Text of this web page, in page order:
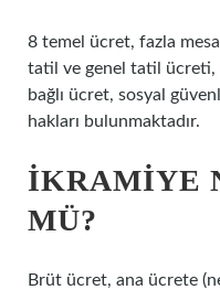
8 temel ücret, fazla
tatil ve genel tatil ücreti,
bağlı ücret, sosyal
hakları bulunmaktadır.
İKRAMIYE
MÜ?
Brüt ücret, ana ücrete